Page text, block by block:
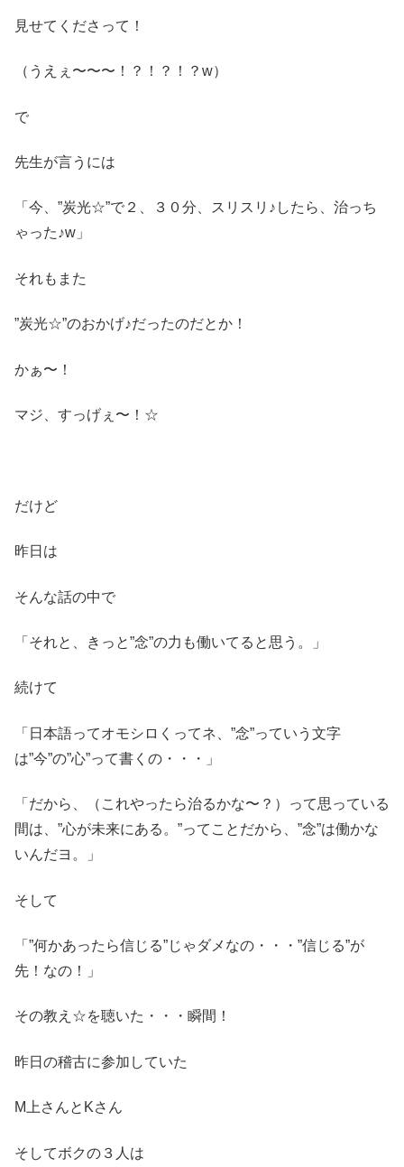
見せてくださって！
（うえぇ〜〜〜！？！？！？w）
で
先生が言うには
「今、”炭光☆”で２、３０分、スリスリ♪したら、治っち
ゃった♪w」
それもまた
”炭光☆”のおかげ♪だったのだとか！
かぁ〜！
マジ、すっげぇ〜！☆
だけど
昨日は
そんな話の中で
「それと、きっと”念”の力も働いてると思う。」
続けて
「日本語ってオモシロくってネ、”念”っていう文字
は”今”の”心”って書くの・・・」
「だから、（これやったら治るかな〜？）って思っている
間は、”心が未来にある。”ってことだから、”念”は働かな
いんだヨ。」
そして
「”何かあったら信じる”じゃダメなの・・・”信じる”が
先！なの！」
その教え☆を聴いた・・・瞬間！
昨日の稽古に参加していた
M上さんとKさん
そしてボクの３人は